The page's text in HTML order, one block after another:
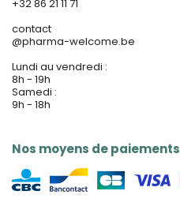
+32 86 21 11 71
contact
@pharma-welcome.be
Lundi au vendredi :
8h - 19h
Samedi :
9h - 18h
Nos moyens de paiements